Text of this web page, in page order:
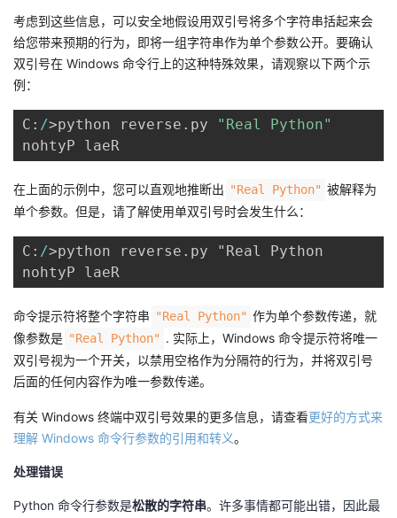
考虑到这些信息，可以安全地假设用双引号将多个字符串括起来会
给您带来预期的行为，即将一组字符串作为单个参数公开。要确认
双引号在 Windows 命令行上的这种特殊效果，请观察以下两个示
例：
C: />python reverse . py
"Real Python"
在上面的示例中，您可以直观地推断出 "Real Python" 被解释为
单个参数。但是，请了解使用单双引号时会发生什么：
C: />python reverse . py "Real Python
命令提示符将整个字符串 "Real Python" 作为单个参数传递，就
像参数是 "Real Python" . 实际上，Windows 命令提示符将唯一
双引号视为一个开关，以禁用空格作为分隔符的行为，并将双引号
后面的任何内容作为唯一参数传递。
有关 Windows 终端中双引号效果的更多信息，请查看更好的方式来
理解 Windows 命令行参数的引用和转义。
处理错误
Python 命令行参数是松散的字符串。许多事情都可能出错，因此最